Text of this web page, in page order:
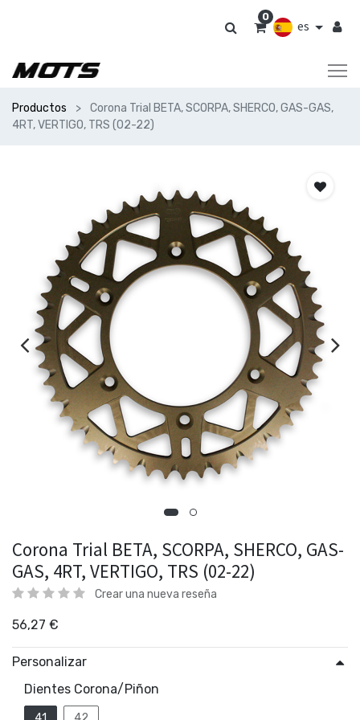
es
0
Productos
Corona Trial BETA, SCORPA, SHERCO, GAS-GAS,
4RT, VERTIGO, TRS (02-22)
Corona Trial BETA, SCORPA, SHERCO, GAS-
GAS, 4RT, VERTIGO, TRS (02-22)
Crear una nueva reseña
56,27 €
Personalizar
Dientes Corona/Piñon